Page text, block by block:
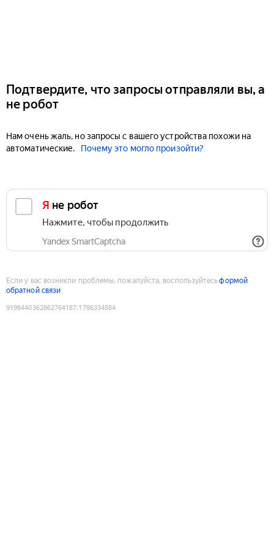
Подтвердите, что запросы отправляли вы, а
не робот
Нам очень жаль, но запросы с вашего устройства похожи на
автоматические.
Почему это могло произойти?
Я не робот
Нажмите, чтобы продолжить
Yandex SmartCaptcha
Если у вас возникли проблемы, пожалуйста, воспользуйтесьформой
обратной связи
9198440362862764187:1786334884